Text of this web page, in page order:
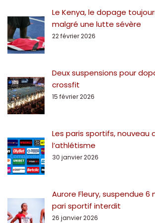
Le Kenya, le dopage
malgré une lutte sévère
22 février 2026
Deux suspensions pour
crossfit
15 février 2026
Les paris sportifs, nouveau
l’athlétisme
30 janvier 2026
Aurore Fleury, suspendue 6
pari sportif interdit
26 janvier 2026